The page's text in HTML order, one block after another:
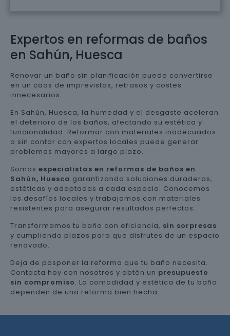
Expertos en reformas de baños
en Sahún, Huesca
Renovar un baño sin planificación puede convertirse
en un caos de imprevistos, retrasos y costes
innecesarios.
En Sahún, Huesca, la humedad y el desgaste aceleran
el deterioro de los baños, afectando su estética y
funcionalidad. Reformar con materiales inadecuados
o sin contar con expertos locales puede generar
problemas mayores a largo plazo.
Somos especialistas en reformas de baños en
Sahún, Huesca garantizando soluciones duraderas,
estéticas y adaptadas a cada espacio. Conocemos
los desafíos locales y trabajamos con materiales
resistentes para asegurar resultados perfectos.
Transformamos tu baño con eficiencia, sin sorpresas
y cumpliendo plazos para que disfrutes de un espacio
renovado.
Deja de posponer la reforma que tu baño necesita.
Contacta hoy con nosotros y obtén un presupuesto
sin compromiso. La comodidad y estética de tu baño
dependen de una reforma bien hecha.